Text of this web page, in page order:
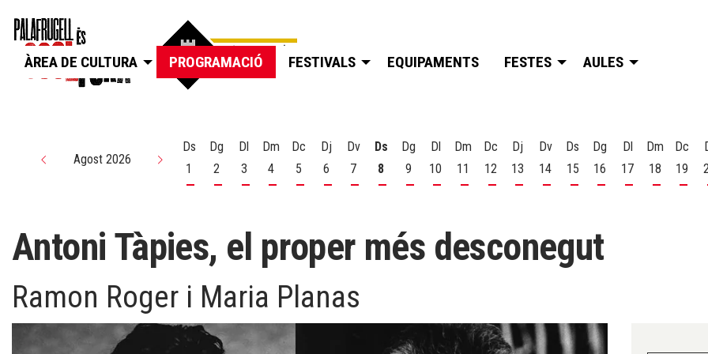
ÀREA DE CULTURA PROGRAMACIÓ FESTIVALS EQUIPAMENTS FESTES AULES
Agost 2026
Ds
1
Dissabte 1 d'agost
Dg
2
Diumenge 2 d'agost
Dl
3
Dilluns 3 d'agost
Dm
4
Dimarts 4 d'agost
Dc
5
Dimecres 5 d'agost
Dj
6
Dijous 6 d'agost
Dv
7
Divendres 7 d'agost
Ds
8
Dissabte 8 d'agost
Dg
9
Diumenge 9 d'agost
Dl
10
Dilluns 10 d'agost
Dm
11
Dimarts 11 d'agost
Dc
12
Dimecres 12 d'agost
Dj
13
Dijous 13 d'agost
Dv
14
Divendres 14 d'agost
Ds
15
Dissabte 15 d'agost
Dg
16
Diumenge 16 d'agost
Dl
17
Dilluns 17
Dm
18
Dimarts
Dc
19
Antoni Tàpies, el proper més desconegut
Ramon Roger i Maria Planas